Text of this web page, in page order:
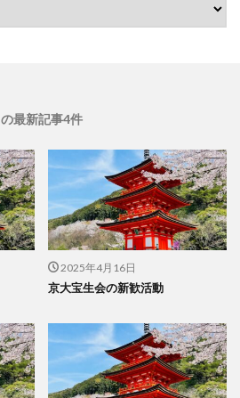
の最新記事4件
2025年4月16日
京大宝生会の新歓活動